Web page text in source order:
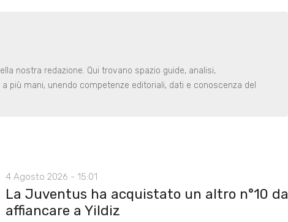
nostra redazione. Qui trovano spazio guide, analisi,
più mani, unendo competenze editoriali, dati e conoscenza del
4 Agosto 2026 - 15:01
La Juventus ha acquistato un altro n°10 da
affiancare a Yildiz